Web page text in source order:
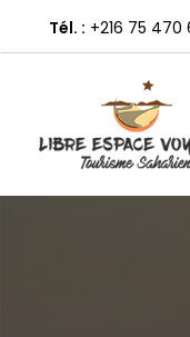
to
Tél. : +216 75 470